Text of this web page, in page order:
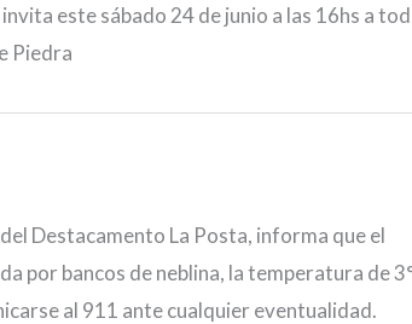
este sábado 24 de junio a las 16hs a
Piedra
Destacamento La Posta, informa que el
por bancos de neblina, la temperatura de
al 911 ante cualquier eventualidad.